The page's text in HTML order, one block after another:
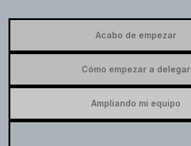
Acabo de empezar
Cómo empezar a delegar
Ampliando mi equipo